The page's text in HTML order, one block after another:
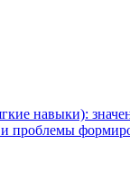
навыки):
и проблемы